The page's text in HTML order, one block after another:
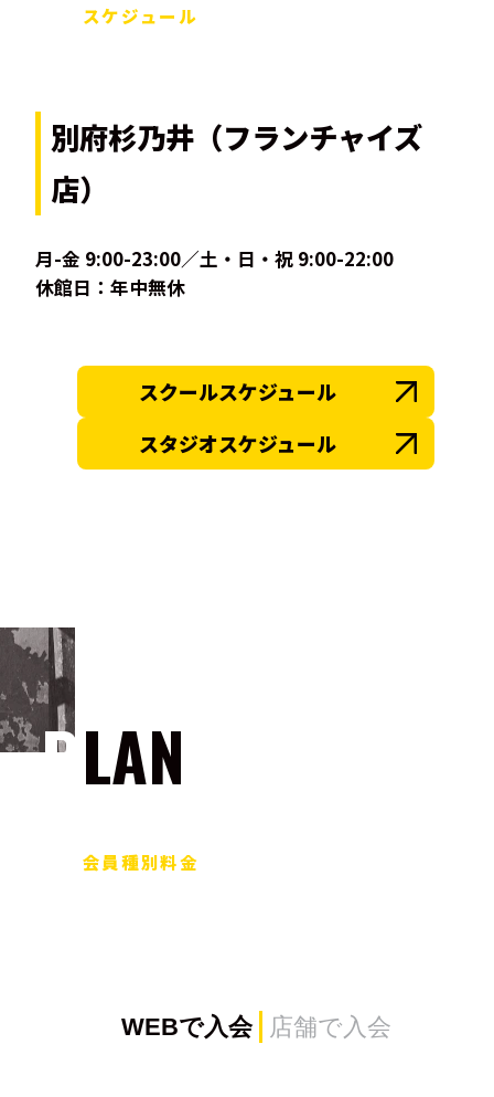
スケジュール
別府杉乃井（フランチャイズ
店）
月-金 9:00-23:00／土・日・祝 9:00-22:00
休館日：年中無休
スクールスケジュール
スタジオスケジュール
PLAN
会員種別料金
WEBで入会 店舗で入会